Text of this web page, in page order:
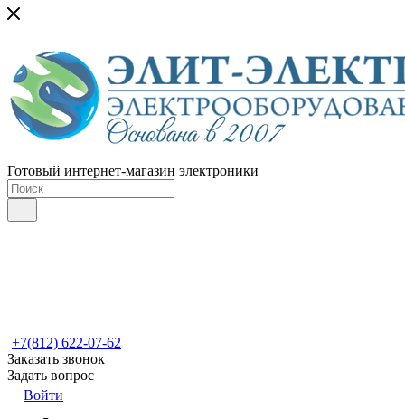
Готовый интернет-магазин электроники
+7(812) 622-07-62
Заказать звонок
Задать вопрос
Войти